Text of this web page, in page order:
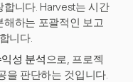
니다. Harvest는 시간
하는 포괄적인 보고
니다.
성 분석으로, 프로젝
을 판단하는 것입니다.